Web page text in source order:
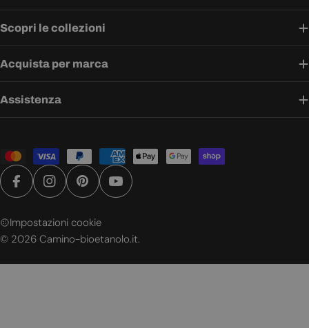
Scopri le collezioni
Acquista per marca
Assistenza
Metodi
di
pagamento
FacebookInstagramPinterestYouTube
© 2026 Camino-bioetanolo.it.
Impostazioni cookie